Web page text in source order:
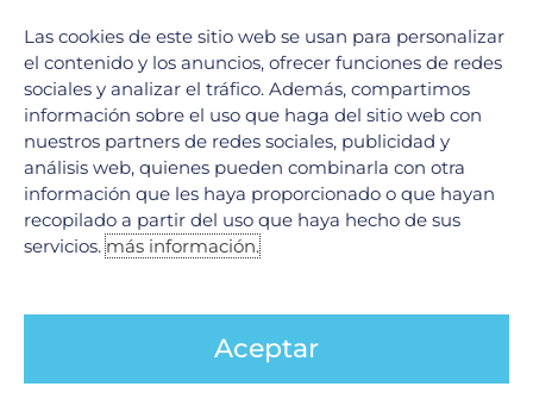
Urgencias
Laboratorio Clínico
Laboratorio de Biología Molecular
Hospitalización
Imagenología
Hemodinamia
Ver todos
Legales
Aviso de Privacidad
Las cookies de este sitio web se usan para personalizar
el contenido y los anuncios, ofrecer funciones de redes
sociales y analizar el tráfico. Además, compartimos
información sobre el uso que haga del sitio web con
nuestros partners de redes sociales, publicidad y
análisis web, quienes pueden combinarla con otra
información que les haya proporcionado o que hayan
recopilado a partir del uso que haya hecho de sus
servicios.más información.
Aceptar